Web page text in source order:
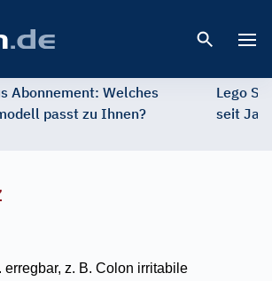
Abonnement: Welches
passt zu Ihnen?
Lego
seit
erregbar, z. B. Colon irritabile